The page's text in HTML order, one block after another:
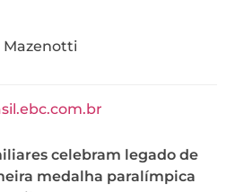
Mazenotti
celebram legado de
medalha paralímpica